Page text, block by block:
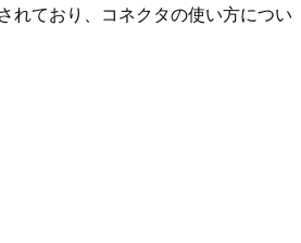
れており、コネクタの使い方につい